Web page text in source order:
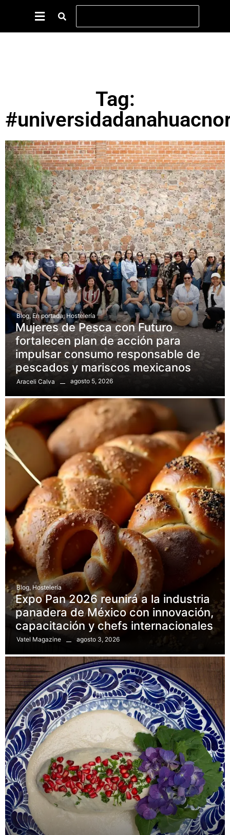
Tag:
Blog, En portada, Hostelería
Mujeres de Pesca con Futuro
fortalecen plan de acción para
impulsar consumo responsable de
pescados y mariscos mexicanos
Araceli Calva agosto 5, 2026
Blog, Hostelería
Expo Pan 2026 reunirá a la industria
panadera de México con innovación,
capacitación y chefs internacionales
Vatel Magazine agosto 3, 2026